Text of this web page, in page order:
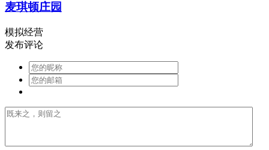
麦琪顿庄园
模拟经营
发布评论